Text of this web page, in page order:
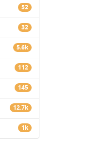
52
32
5.6k
112
145
12.7k
1k